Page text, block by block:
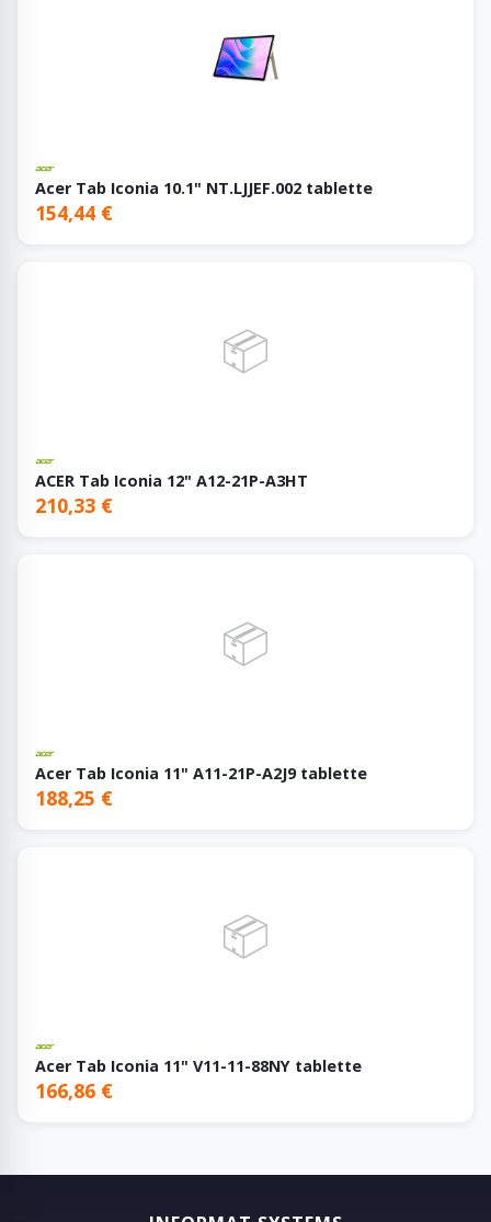
Acer Tab Iconia 10.1" NT.LJJEF.002 tablette
154,44 €
📦
ACER Tab Iconia 12" A12-21P-A3HT
210,33 €
📦
Acer Tab Iconia 11" A11-21P-A2J9 tablette
188,25 €
📦
Acer Tab Iconia 11" V11-11-88NY tablette
166,86 €